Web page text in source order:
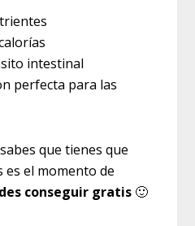
intestinal
perfecta para las
que tienes que
el momento de
conseguir gratis 🙂